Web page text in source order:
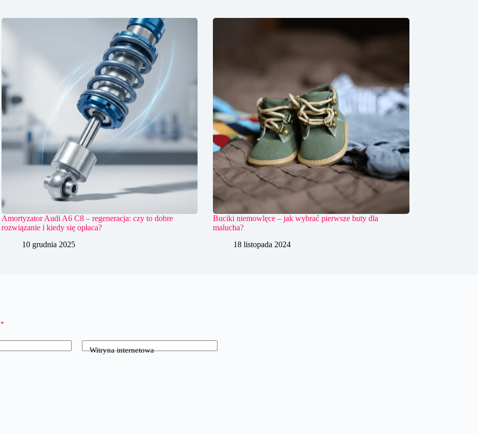
Amortyzator Audi A6 C8 – regeneracja: czy to dobre
rozwiązanie i kiedy się opłaca?
10 grudnia 2025
Buciki niemowlęce – jak wybrać pierwsze buty dla
malucha?
18 listopada 2024
*
Witryna internetowa